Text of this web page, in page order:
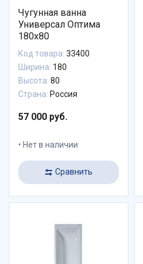
Чугунная ванна
Универсал Оптима
180х80
Код товара: 33400
Ширина: 180
Высота: 80
Страна: Россия
57 000 руб.
Нет в наличии
Сравнить